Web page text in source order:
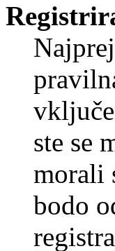
ste se
morali
bodo